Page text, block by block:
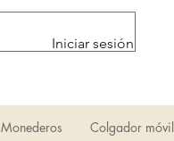
Iniciar sesión
Monederos Colgador móvil